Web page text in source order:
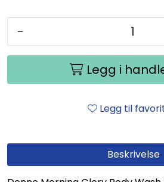
-
Legg i
Legg til
Beskrivelse